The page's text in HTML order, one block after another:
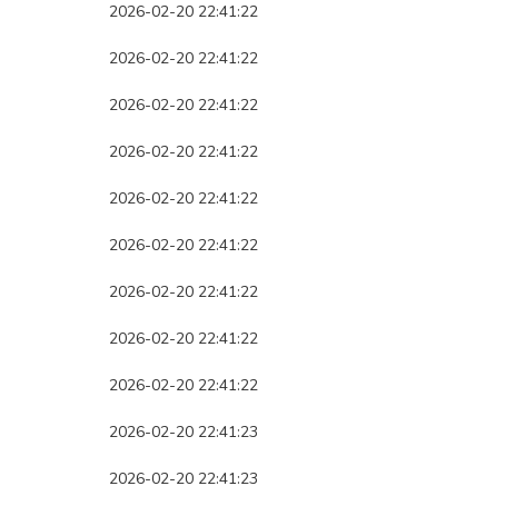
2026-02-20 22:41:22
2026-02-20 22:41:22
2026-02-20 22:41:22
2026-02-20 22:41:22
2026-02-20 22:41:22
2026-02-20 22:41:22
2026-02-20 22:41:22
2026-02-20 22:41:22
2026-02-20 22:41:22
2026-02-20 22:41:23
2026-02-20 22:41:23